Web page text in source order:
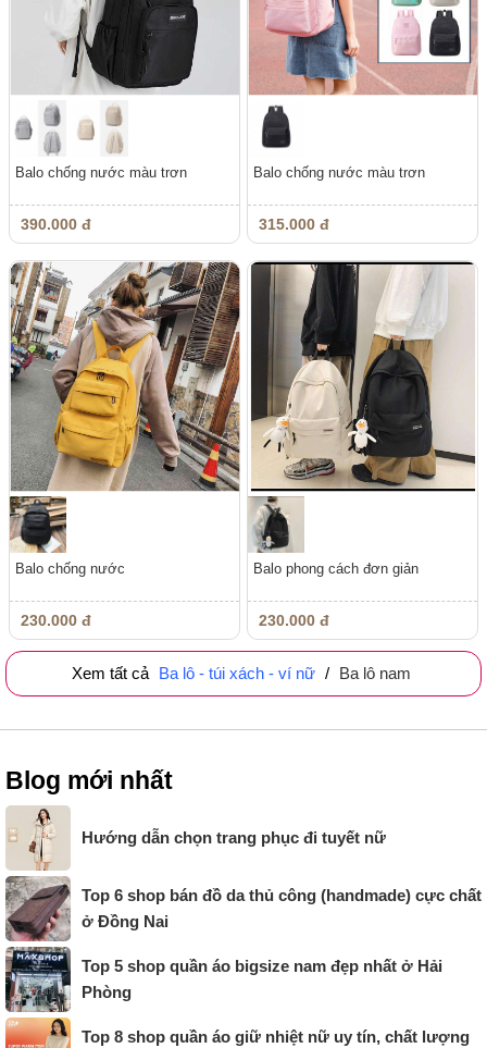
Balo chống nước màu trơn
390.000 đ
Balo chống nước màu trơn
315.000 đ
Balo chống nước
230.000 đ
Balo phong cách đơn giản
230.000 đ
Xem tất cả Ba lô - túi xách - ví nữ / Ba lô nam
Blog mới nhất
Hướng dẫn chọn trang phục đi tuyết nữ
Top 6 shop bán đồ da thủ công (handmade) cực chất
ở Đồng Nai
Top 5 shop quần áo bigsize nam đẹp nhất ở Hải
Phòng
Top 8 shop quần áo giữ nhiệt nữ uy tín, chất lượng